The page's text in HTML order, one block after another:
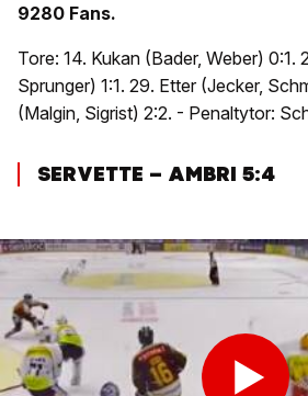
9280 Fans.
Tore: 14. Kukan (Bader, Weber) 0:1.
Sprunger) 1:1. 29. Etter (Jecker,
(Malgin, Sigrist) 2:2. - Penaltytor:
SERVETTE – AMBRI 5:4